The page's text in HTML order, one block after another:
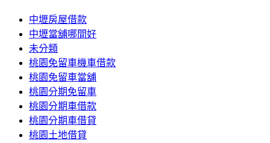
中壢房屋借款
中壢當舖哪間好
未分類
桃園免留車機車借款
桃園免留車當舖
桃園分期免留車
桃園分期車借款
桃園分期車借貸
桃園土地借貸